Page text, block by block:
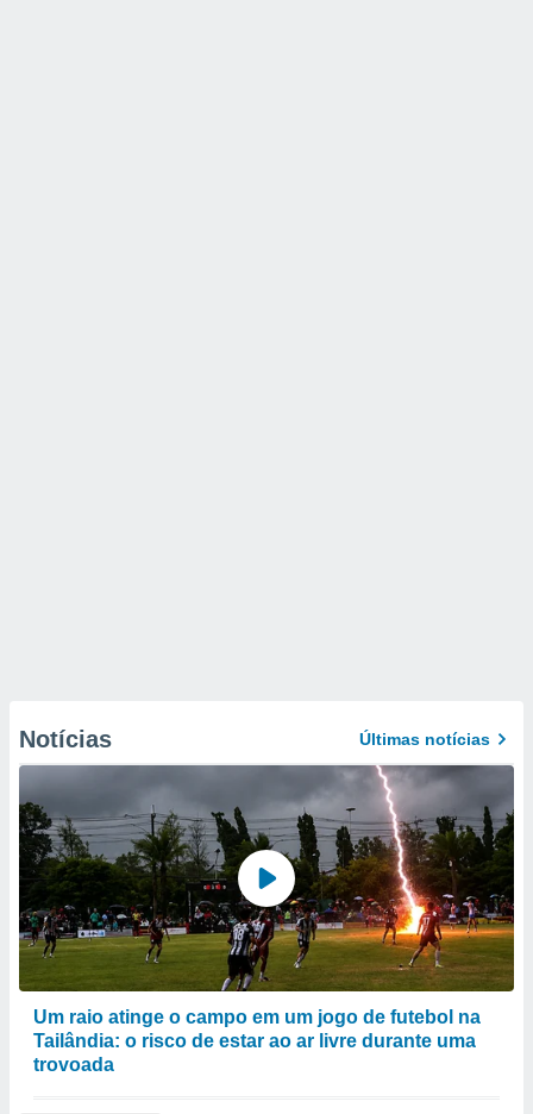
Notícias Últimas notícias
Um raio atinge o campo em um jogo de futebol na
Tailândia: o risco de estar ao ar livre durante uma
trovoada